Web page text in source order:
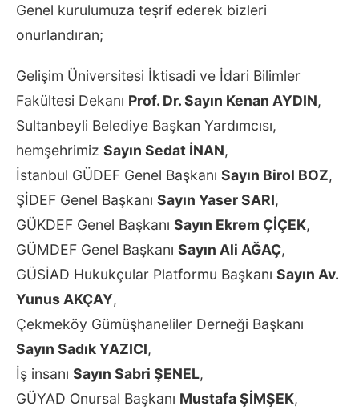
Genel kurulumuza teşrif ederek bizleri
onurlandıran;
Gelişim Üniversitesi İktisadi ve İdari Bilimler
Fakültesi Dekanı Prof. Dr. Sayın Kenan AYDIN,
Sultanbeyli Belediye Başkan Yardımcısı,
hemşehrimiz Sayın Sedat İNAN,
İstanbul GÜDEF Genel Başkanı Sayın Birol BOZ,
ŞİDEF Genel Başkanı Sayın Yaser SARI,
GÜKDEF Genel Başkanı Sayın Ekrem ÇİÇEK,
GÜMDEF Genel Başkanı Sayın Ali AĞAÇ,
GÜSİAD Hukukçular Platformu Başkanı Sayın Av.
Yunus AKÇAY,
Çekmeköy Gümüşhaneliler Derneği Başkanı
Sayın Sadık YAZICI,
İş insanı Sayın Sabri ŞENEL,
GÜYAD Onursal Başkanı Mustafa ŞİMŞEK,